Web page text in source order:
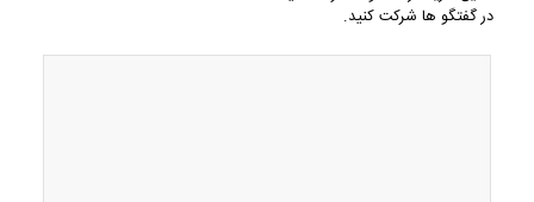
در گفتگو ها شرکت کنید.